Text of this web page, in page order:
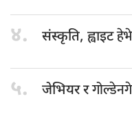
४. संस्कृति, ह्वाइट
५. जेभियर र